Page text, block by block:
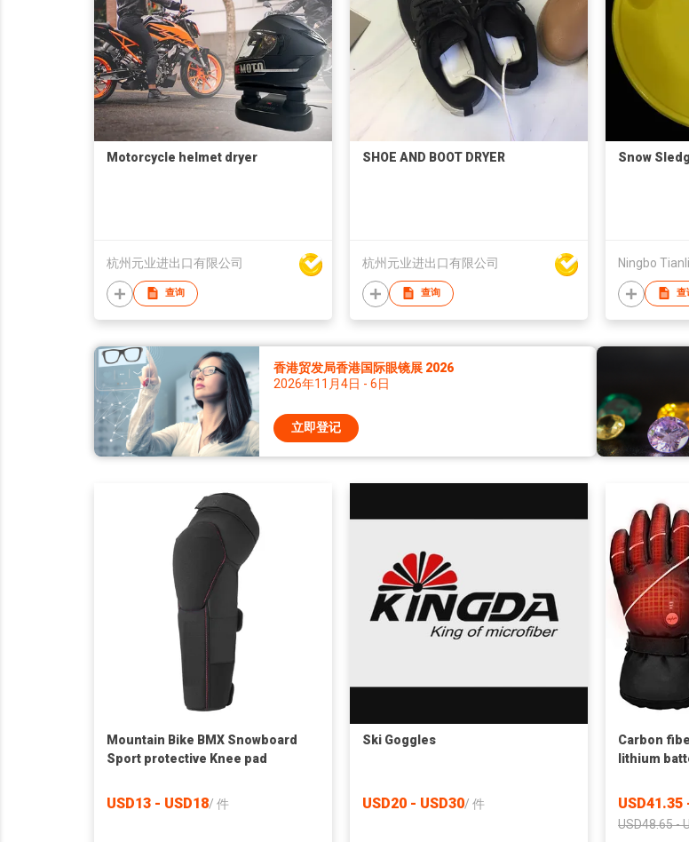
Motorcycle helmet dryer
杭州元业进出口有限公司
查询
SHOE AND BOOT DRYER
杭州元业进出口有限公司
查询
Snow
Ningbo
查
香港贸发局香港国际眼镜展 2026
2026年11月4日 - 6日
立即登记
Mountain Bike BMX Snowboard
Sport protective Knee pad
USD13 - USD18/ 件
Ski Goggles
USD20 - USD30/ 件
Carbon
lithium
gloves
USD41.35
USD48.65 -